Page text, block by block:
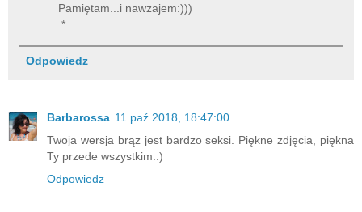
Pamiętam...i nawzajem:)))
:*
Odpowiedz
Barbarossa 11 paź 2018, 18:47:00
Twoja wersja brąz jest bardzo seksi. Piękne zdjęcia, piękna
Ty przede wszystkim.:)
Odpowiedz